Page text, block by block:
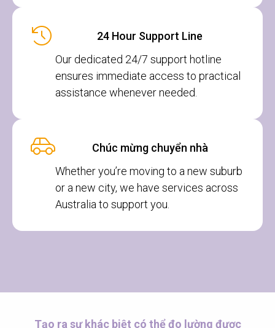
24 Hour Support Line
Our dedicated 24/7 support hotline
ensures immediate access to practical
assistance whenever needed.
Chúc mừng chuyển nhà
Whether you’re moving to a new suburb
or a new city, we have services across
Australia to support you.
Tạo ra sự khác biệt có thể đo lường được